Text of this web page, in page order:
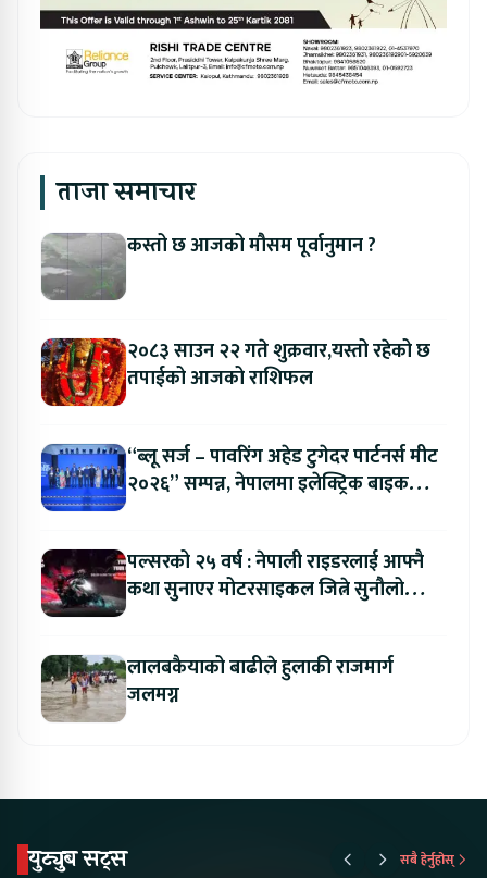
ताजा समाचार
कस्तो छ आजको मौसम पूर्वानुमान ?
२०८३ साउन २२ गते शुक्रवार,यस्तो रहेको छ
तपाईको आजको राशिफल
“ब्लू सर्ज – पावरिंग अहेड टुगेदर पार्टनर्स मीट
२०२६” सम्पन्न, नेपालमा इलेक्ट्रिक बाइक
पल्सरको २५ वर्ष : नेपाली राइडरलाई आफ्नै
कथा सुनाएर मोटरसाइकल जित्ने सुनौलो
लालबकैयाको बाढीले हुलाकी राजमार्ग
जलमग्न
युट्युब सट्स सबै हेर्नुहोस्